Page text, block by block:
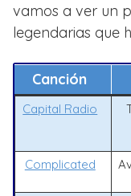
vamos a ver un
legendarias que
Canción
Capital Radio
Complicated